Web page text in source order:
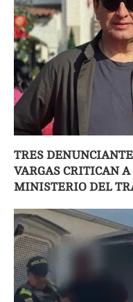
TRES
VARGAS CRITICAN
MINISTERIO DEL